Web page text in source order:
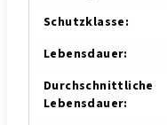
Schutzklasse:
Lebensdauer:
Durchschnittliche
Lebensdauer: